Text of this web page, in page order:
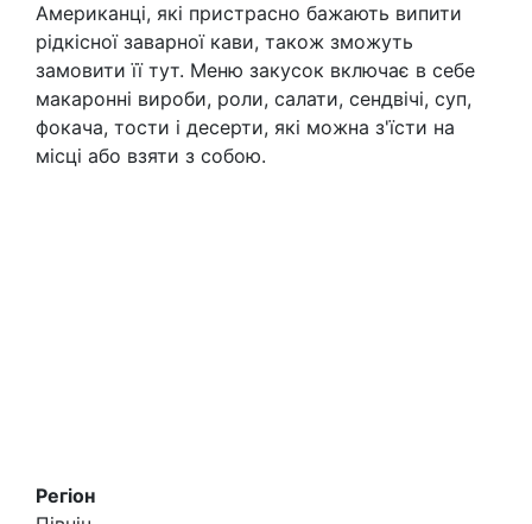
Американці, які пристрасно бажають випити
рідкісної заварної кави, також зможуть
замовити її тут. Меню закусок включає в себе
макаронні вироби, роли, салати, сендвічі, суп,
фокача, тости і десерти, які можна з'їсти на
місці або взяти з собою.
Регіон